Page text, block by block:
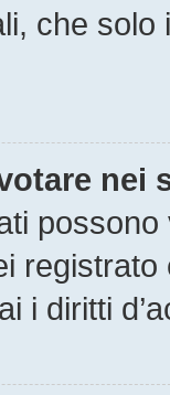
che solo
nei
i diritti